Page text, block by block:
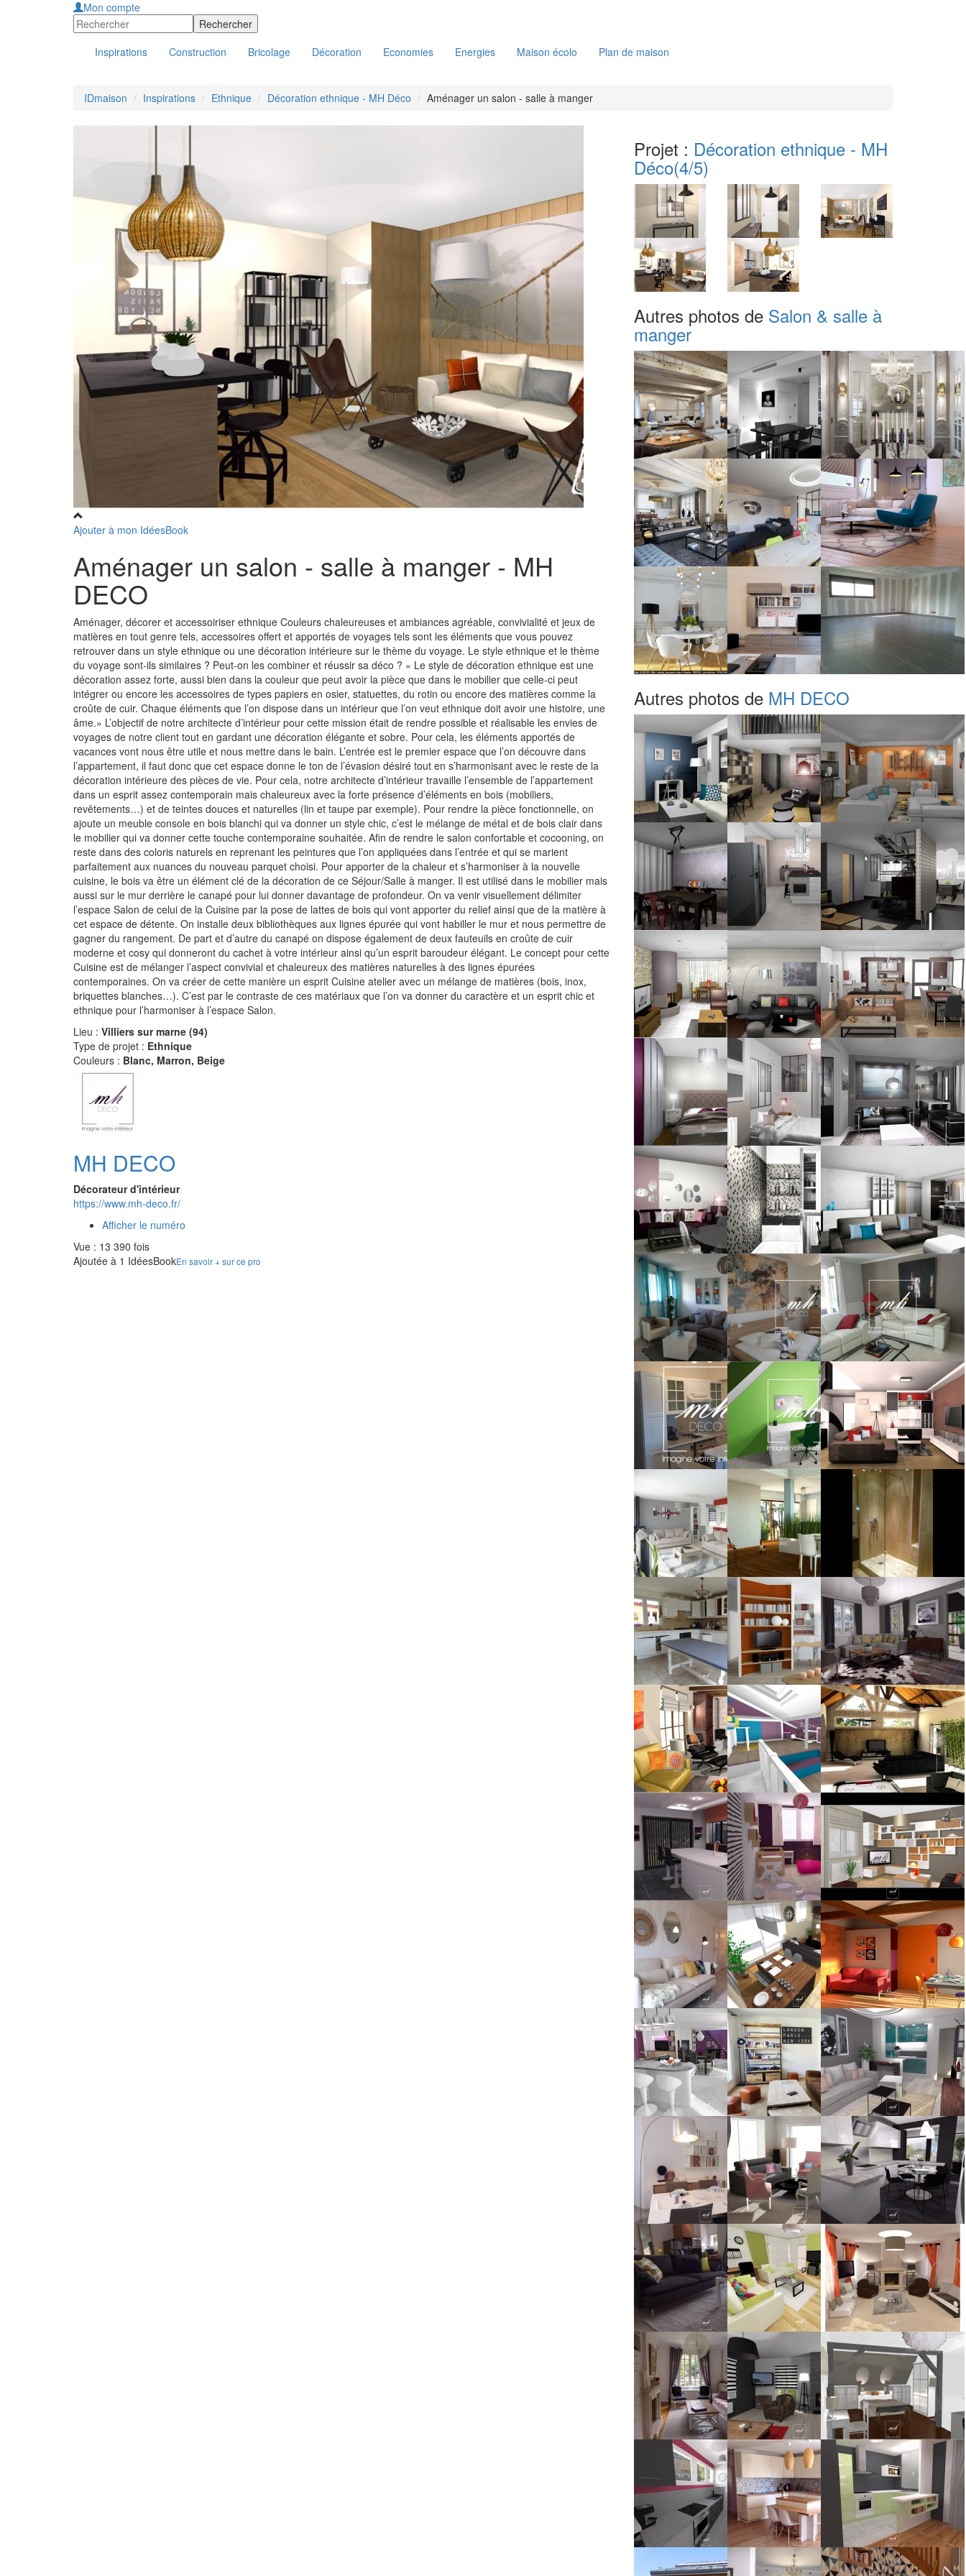
Mon compte
Inspirations Construction Bricolage Décoration Economies Energies Maison écolo Plan de maison
IDmaison Inspirations Ethnique Décoration ethnique - MH Déco Aménager un salon - salle à manger
Ajouter à mon IdéesBook
Aménager un salon - salle à manger - MH
DECO
Aménager, décorer et accessoiriser ethnique Couleurs chaleureuses et ambiances agréable, convivialité et jeux de
matières en tout genre tels, accessoires offert et apportés de voyages tels sont les éléments que vous pouvez
retrouver dans un style ethnique ou une décoration intérieure sur le thème du voyage. Le style ethnique et le thème
du voyage sont-ils similaires ? Peut-on les combiner et réussir sa déco ? « Le style de décoration ethnique est une
décoration assez forte, aussi bien dans la couleur que peut avoir la pièce que dans le mobilier que celle-ci peut
intégrer ou encore les accessoires de types papiers en osier, statuettes, du rotin ou encore des matières comme la
croûte de cuir. Chaque éléments que l’on dispose dans un intérieur que l’on veut ethnique doit avoir une histoire, une
âme.» L’objectif de notre architecte d’intérieur pour cette mission était de rendre possible et réalisable les envies de
voyages de notre client tout en gardant une décoration élégante et sobre. Pour cela, les éléments apportés de
vacances vont nous être utile et nous mettre dans le bain. L’entrée est le premier espace que l’on découvre dans
l’appartement, il faut donc que cet espace donne le ton de l’évasion désiré tout en s’harmonisant avec le reste de la
décoration intérieure des pièces de vie. Pour cela, notre architecte d’intérieur travaille l’ensemble de l’appartement
dans un esprit assez contemporain mais chaleureux avec la forte présence d’éléments en bois (mobiliers,
revêtements…) et de teintes douces et naturelles (lin et taupe par exemple). Pour rendre la pièce fonctionnelle, on
ajoute un meuble console en bois blanchi qui va donner un style chic, c’est le mélange de métal et de bois clair dans
le mobilier qui va donner cette touche contemporaine souhaitée. Afin de rendre le salon confortable et cocooning, on
reste dans des coloris naturels en reprenant les peintures que l’on appliquées dans l’entrée et qui se marient
parfaitement aux nuances du nouveau parquet choisi. Pour apporter de la chaleur et s’harmoniser à la nouvelle
cuisine, le bois va être un élément clé de la décoration de ce Séjour/Salle à manger. Il est utilisé dans le mobilier mais
aussi sur le mur derrière le canapé pour lui donner davantage de profondeur. On va venir visuellement délimiter
l’espace Salon de celui de la Cuisine par la pose de lattes de bois qui vont apporter du relief ainsi que de la matière à
cet espace de détente. On installe deux bibliothèques aux lignes épurée qui vont habiller le mur et nous permettre de
gagner du rangement. De part et d’autre du canapé on dispose également de deux fauteuils en croûte de cuir
moderne et cosy qui donneront du cachet à votre intérieur ainsi qu’un esprit baroudeur élégant. Le concept pour cette
Cuisine est de mélanger l’aspect convivial et chaleureux des matières naturelles à des lignes épurées
contemporaines. On va créer de cette manière un esprit Cuisine atelier avec un mélange de matières (bois, inox,
briquettes blanches…). C’est par le contraste de ces matériaux que l’on va donner du caractère et un esprit chic et
ethnique pour l’harmoniser à l’espace Salon.
Lieu : Villiers sur marne (94)
Type de projet : Ethnique
Couleurs : Blanc, Marron, Beige
MH DECO
Décorateur d'intérieur
https://www.mh-deco.fr/
Afficher le numéro
Vue : 13 390 fois
Ajoutée à 1 IdéesBookEn savoir + sur ce pro
Projet : Décoration ethnique - MH
Déco(4/5)
Autres photos de Salon & salle à
manger
Autres photos de MH DECO